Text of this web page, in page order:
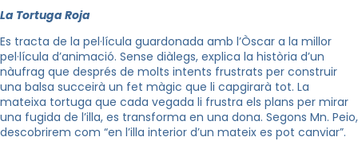
La Tortuga Roja
Es tracta de la pel·lícula guardonada amb l’Òscar a la millor
pel·lícula d’animació. Sense diàlegs, explica la història d’un
nàufrag que després de molts intents frustrats per construir
una balsa succeirà un fet màgic que li capgirarà tot. La
mateixa tortuga que cada vegada li frustra els plans per mirar
una fugida de l’illa, es transforma en una dona. Segons Mn. Peio,
descobrirem com “en l’illa interior d’un mateix es pot canviar”.